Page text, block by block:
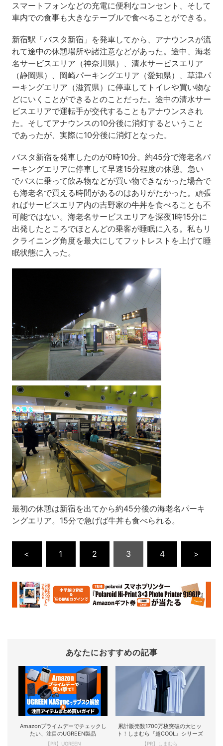
スマートフォンなどの充電に便利なコンセント、そして
車内での食事も大きなテーブルで食べることができる。
新宿駅「バスタ新宿」を発車してから、アナウンスが流
れて途中の休憩場所や諸注意などがあった。途中、海老
名サービスエリア（神奈川県）、清水サービスエリア
（静岡県）、岡崎パーキングエリア（愛知県）、草津パ
ーキングエリア（滋賀県）に停車してトイレや買い物な
どにいくことができるとのことだった。途中の清水サー
ビスエリアで運転手が交代することもアナウンスされ
た。そしてアナウンスの10分後に消灯するということ
であったが、実際に10分後に消灯となった。
バスタ新宿を発車したのが0時10分。約45分で海老名パ
ーキングエリアに停車して早速15分程度の休憩。急い
でバスに乗って飲み物などが買い物できなかった場合で
も海老名で買える時間があるのはありがたかった。頑張
ればサービスエリア内の吉野家の牛丼を食べることも不
可能ではない。海老名サービスエリアを深夜1時15分に
出発したところでほとんどの乗客が睡眠に入る。私もリ
クライニング角度を最大にしてフットレストを上げて睡
眠状態に入った。
最初の休憩は新宿を出てから約45分後の海老名パーキ
ングエリア。15分で急げば牛丼も食べられる。
< 1 2 3 4 >
あなたにおすすめの記事
Amazonプライムデーでチェックし
たい、注目のUGREEN製品
【PR】UGREEN
累計販売数1700万枚突破の大ヒッ
ト！しまむら『超COOL』シリーズ
【PR】しまむら